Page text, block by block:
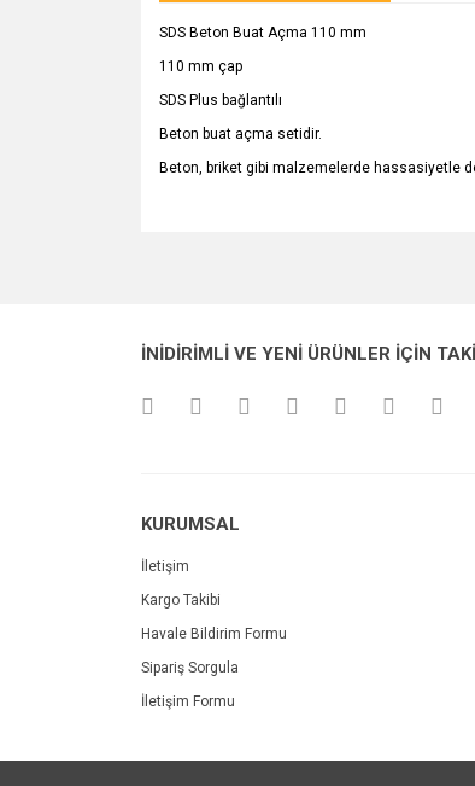
SDS Beton Buat Açma 110 mm
110 mm çap
SDS Plus bağlantılı
Beton buat açma setidir.
Beton, briket gibi malzemelerde hassasiyetle
Ürün açıklamasında eksik bilgiler
İNİDİRİMLİ VE YENİ ÜRÜNLER İÇİN
KURUMSAL
İletişim
Kargo Takibi
Havale Bildirim Formu
Sipariş Sorgula
İletişim Formu